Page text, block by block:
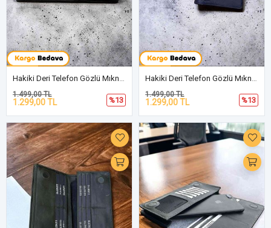
1.299,00 TL
1.499,00 TL
%13 1.299,00 TL
1.499,00 TL
%13